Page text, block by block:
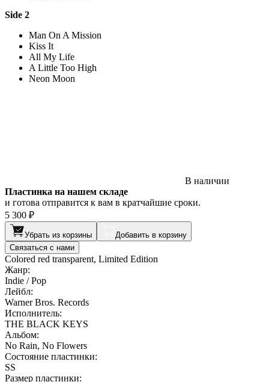
Side 2
Man On A Mission
Kiss It
All My Life
A Little Too High
Neon Moon
В наличии
Пластинка на нашем складе
и готова отправится к вам в кратчайшие сроки.
5 300 ₽
Убрать из корзины
Добавить в корзину
Связаться с нами
Colored red transparent, Limited Edition
Жанр:
Indie / Pop
Лейбл:
Warner Bros. Records
Исполнитель:
THE BLACK KEYS
Альбом:
No Rain, No Flowers
Состояние пластинки:
SS
Размер пластинки: